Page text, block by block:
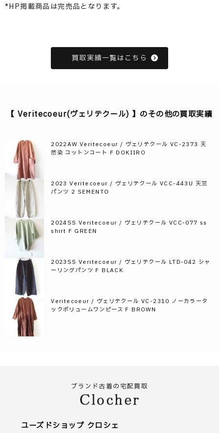
*HP掲載商品は完売品となります。
買取実績一覧はこちら
【 Veritecoeur(ヴェリテクール) 】のその他の買取実績
2022AW Veritecoeur / ヴェリテクール VC-2373 天
然染 コットンコート F DOKIIRO
2023 Veritecoeur / ヴェリテクール VCC-443U 天竺
パンツ 2 SEMENTO
2024SS Veritecoeur / ヴェリテクール VCC-077 ss
shirt F GREEN
2023SS Veritecoeur / ヴェリテクール LTD-042 シャ
ーリングパンツ F BLACK
Veritecoeur / ヴェリテクール VC-2310 ノーカラータ
ックボリュームワンピース F BROWN
ブランド古着の宅配買取
ユーズドショップ クロシェ